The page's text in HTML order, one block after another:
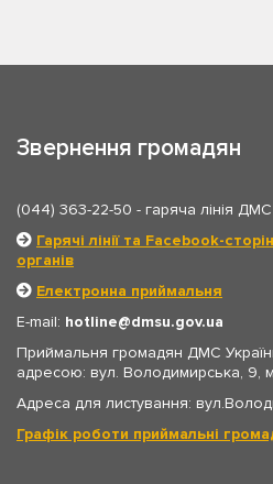
Звернення громадян
(044) 363-22-50 - гаряча лінія ДМС
Гарячі лінії та Facebook-
органів
Електронна приймальня
E-mail: hotline
dmsu.gov.ua
Приймальня громадян ДМС
адресою: вул. Володимирська, 9,
Адреса для листування:
Графік роботи приймальні